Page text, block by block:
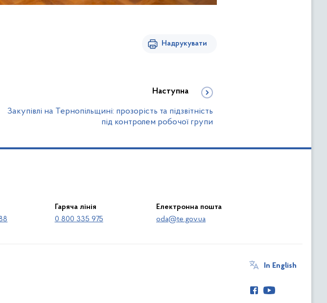
Надрукувати
Наступна
Закупівлі на Тернопільщині: прозорість та підзвітність
під контролем робочої групи
Гаряча лінія
0 800 335 975
Електронна пошта
oda@te.gov.ua
In English